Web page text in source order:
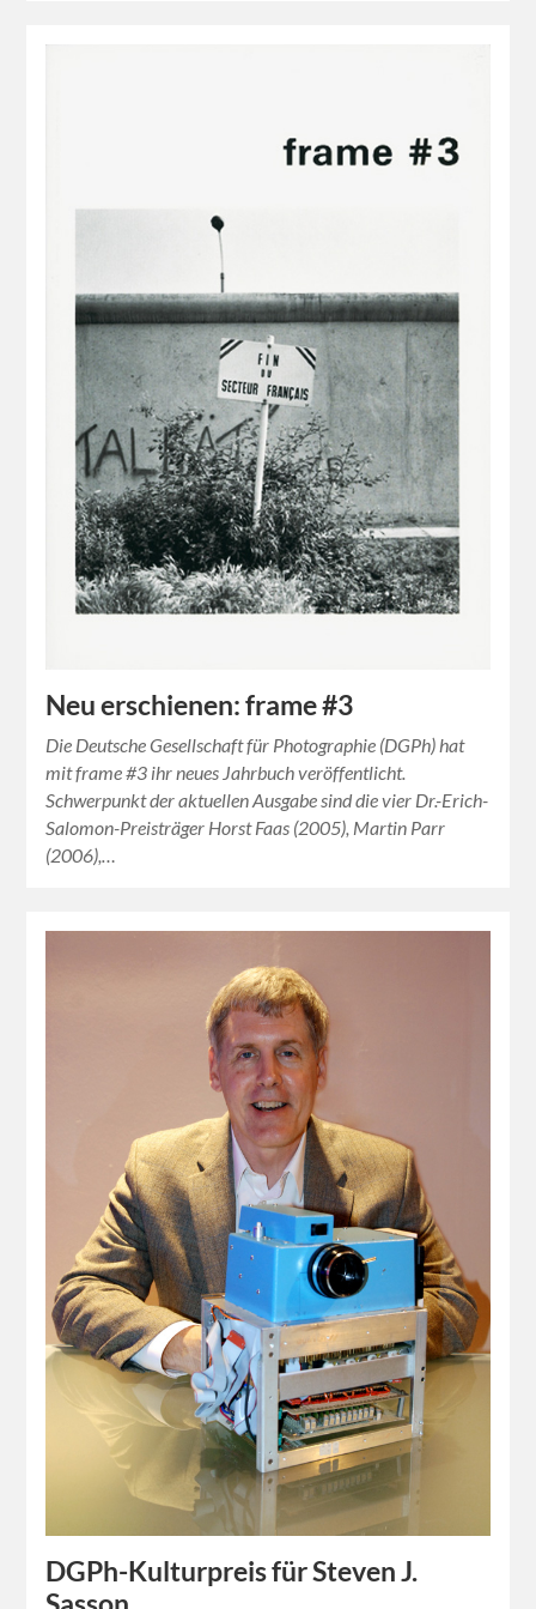
Neu erschienen: frame #3
Die Deutsche Gesellschaft für Photographie (DGPh) hat
mit frame #3 ihr neues Jahrbuch veröffentlicht.
Schwerpunkt der aktuellen Ausgabe sind die vier Dr.-Erich-
Salomon-Preisträger Horst Faas (2005), Martin Parr
(2006),…
DGPh-Kulturpreis für Steven J.